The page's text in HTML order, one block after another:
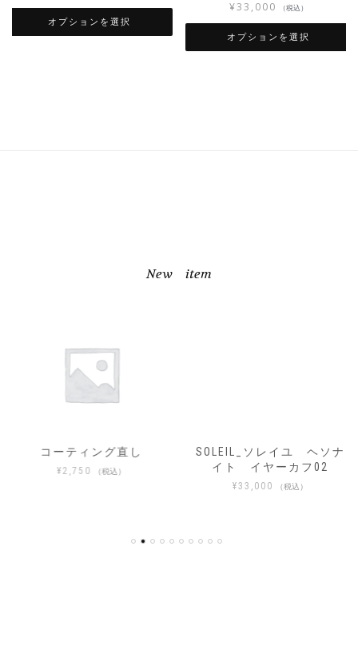
オプションを選択
¥33,000 （税込）
オプションを選択
New item
コーティング直し
¥ 2,750 （税込）
SOLEIL_ソレイユ ヘソナ
イト イヤーカフ02
¥33,000 （税込）